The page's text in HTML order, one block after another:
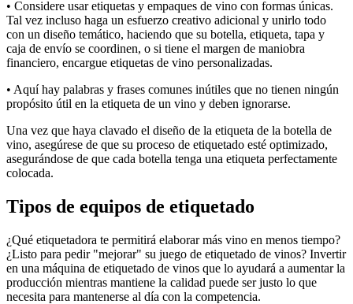
• Considere usar etiquetas y empaques de vino con formas únicas.
Tal vez incluso haga un esfuerzo creativo adicional y unirlo todo
con un diseño temático, haciendo que su botella, etiqueta, tapa y
caja de envío se coordinen, o si tiene el margen de maniobra
financiero, encargue etiquetas de vino personalizadas.
• Aquí hay palabras y frases comunes inútiles que no tienen ningún
propósito útil en la etiqueta de un vino y deben ignorarse.
Una vez que haya clavado el diseño de la etiqueta de la botella de
vino, asegúrese de que su proceso de etiquetado esté optimizado,
asegurándose de que cada botella tenga una etiqueta perfectamente
colocada.
Tipos de equipos de etiquetado
¿Qué etiquetadora te permitirá elaborar más vino en menos tiempo?
¿Listo para pedir "mejorar" su juego de etiquetado de vinos? Invertir
en una máquina de etiquetado de vinos que lo ayudará a aumentar la
producción mientras mantiene la calidad puede ser justo lo que
necesita para mantenerse al día con la competencia.